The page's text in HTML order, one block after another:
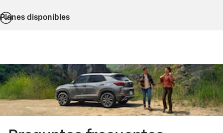
Planes disponibles